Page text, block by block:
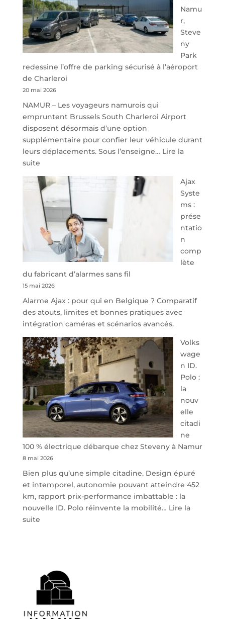
Namu
r,
Steve
ny
Park
redessine l’offre de parking sécurisé à l’aéroport
de Charleroi
20 mai 2026
NAMUR – Les voyageurs namurois qui
empruntent Brussels South Charleroi Airport
disposent désormais d’une option
supplémentaire pour confier leur véhicule durant
leurs déplacements. Sous l’enseigne… Lire la
suite:
40
minutes
de
Namur,
Steveny
Park
redessine
de
parking
sécurisé
à
l’aéroport
de
Charleroi
Ajax
Syste
ms :
prése
ntatio
n
comp
lète
du fabricant d’alarmes sans fil
15 mai 2026
Alarme Ajax : pour qui en Belgique ? Comparatif
des atouts, limites et bonnes pratiques avec
intégration caméras et scénarios avancés.
Volks
wage
n ID.
Polo :
la
nouv
elle
citadi
ne
100 % électrique débarque chez Steveny à Namur
8 mai 2026
Bien plus qu’une simple citadine. Design épuré
et intemporel, autonomie pouvant atteindre 452
km, rapport prix-performance imbattable : la
nouvelle ID. Polo réinvente la mobilité… Lire la
suite:
la
nouvelle
citadine
100